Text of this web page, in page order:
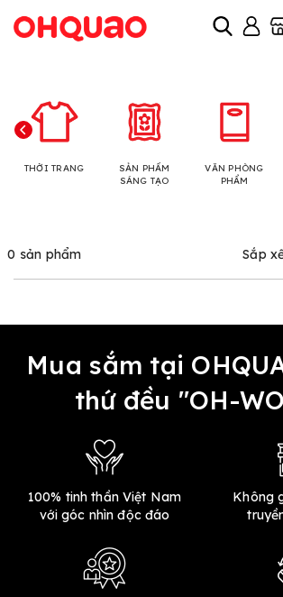
THỜI TRANG
SẢN PHẨM
SÁNG TẠO
VĂN PHÒNG
PHẨM
0 sản phẩm Sắp
Mua sắm tại
thứ đều "OH-
100% tinh thần Việt Nam
với góc nhìn độc đáo
Không